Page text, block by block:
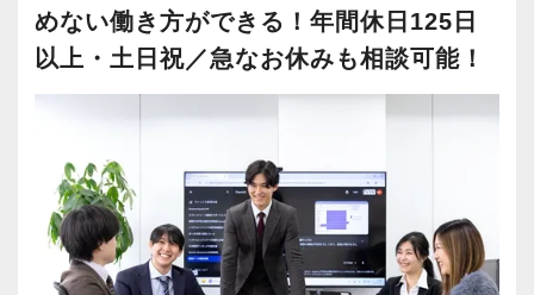
めない働き方ができる！年間休日125日
以上・土日祝／急なお休みも相談可能！